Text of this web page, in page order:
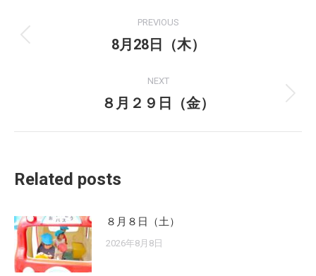
navigation
PREVIOUS
Previous
8月28日（木）
NEXT
Next
８月２９日（金）
Related posts
８月８日（土）
2026年8月8日